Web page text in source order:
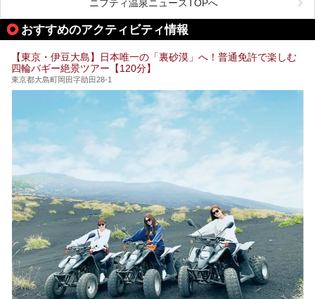
してみてください。
る場所があれば」と探した経験がある人も多いのではないで
しょうか。
そこで本記事では、東京でおすすめのスーパー銭湯を、目的
24時間営業で宿泊できる施設や、1,000円以下で楽しめる安
い施設、デートや休日レジャーにもぴったりなエンタメ要素
が充実した施設など、利用のシーンに合わせて参考にしてく
ださい。
ニフティ温泉ニュースTOPへ
おすすめのアクティビティ情報
【東京・伊豆大島】日本唯一の「裏砂漠」へ！普通免許で楽しむ
四輪バギー絶景ツアー【120分】
東京都大島町岡田字助田28-1